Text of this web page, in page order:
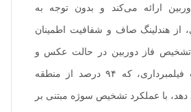
ارائه می‌کند و بدون توجه به
از هندلینگ صاف و شفافیت اطمینان
نقطه تشخیص فاز دوربین در حالت عکس و
۴۹۵ نقطه در حالت فیلمبرداری، که ۹۴ درصد از منطقه
با عملکرد تشخیص سوژه مبتنی بر